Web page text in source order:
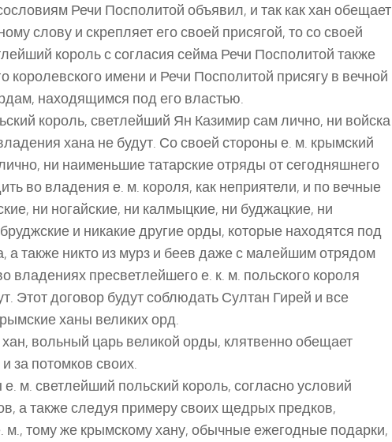
Речи Посполитой объявил, и так как хан обещает
слову и скрепляет его своей присягой, то со своей
король с согласия сейма Речи Посполитой также
королевского имени и Речи Посполитой присягу в вечной
находящимся под его властью.
король, светлейший Ян Казимир сам лично, ни войска
хана не будут. Со своей стороны е. м. крымский
ни наименьшие татарские отряды от сегодняшнего
во владения е. м. короля, как неприятели, и по вечные
ни ногайские, ни калмыцкие, ни буджацкие, ни
и никакие другие орды, которые находятся под
а также никто из мурз и беев даже с малейшим отрядом
владениях пресветлейшего е. к. м. польского короля
Этот договор будут соблюдать Султан Гирей и все
ханы великих орд.
вольный царь великой орды, клятвенно обещает
за потомков своих.
м. светлейший польский король, согласно условий
а также следуя примеру своих щедрых предков,
м., тому же крымскому хану, обычные ежегодные подарки,